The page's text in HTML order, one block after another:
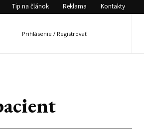
Tip na článok Reklama Kontakty
Prihlásenie / Registrovať